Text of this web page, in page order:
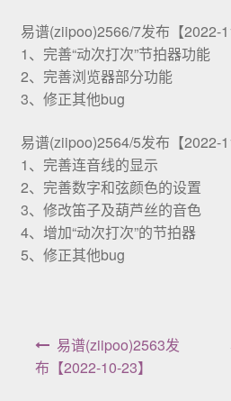
易谱(ziipoo)2566/7发布【2022-
1、完善“动次打次”节拍器功能
2、完善浏览器部分功能
3、修正其他bug
易谱(ziipoo)2564/5发布【2022-
1、完善连音线的显示
2、完善数字和弦颜色的设置
3、修改笛子及葫芦丝的音色
4、增加“动次打次”的节拍器
5、修正其他bug
文章导航易谱(ziipoo)2563发
布【2022-10-23】